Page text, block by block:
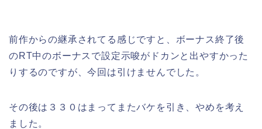
前作からの継承されてる感じですと、ボーナス終了後
のRT中のボーナスで設定示唆がドカンと出やすかった
りするのですが、今回は引けませんでした。
その後は３３０はまってまたバケを引き、やめを考え
ました。